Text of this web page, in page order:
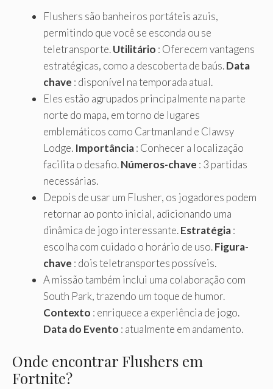
Flushers são banheiros portáteis azuis,
permitindo que você se esconda ou se
teletransporte.Utilitário : Oferecem vantagens
estratégicas, como a descoberta de baús.Data
chave : disponível na temporada atual.
Eles estão agrupados principalmente na parte
norte do mapa, em torno de lugares
emblemáticos como Cartmanland e Clawsy
Lodge. Importância: Conhecer a localização
facilita o desafio.Números-chave : 3 partidas
necessárias.
Depois de usar um Flusher, os jogadores podem
retornar ao ponto inicial, adicionando uma
dinâmica de jogo interessante.Estratégia:
escolha com cuidado o horário de uso.Figura-
chave : dois teletransportes possíveis.
A missão também inclui uma colaboração com
South Park, trazendo um toque de humor.
Contexto : enriquece a experiência de jogo.
Data do Evento : atualmente em andamento.
Onde encontrar Flushers em
Fortnite?